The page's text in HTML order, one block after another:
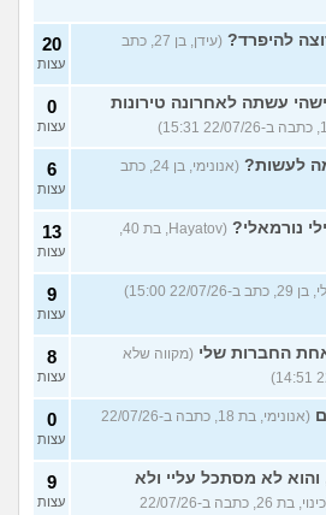
להיפרד?
(עידן, בן 27, כתב
20
עצות
עשתה לאחרונה טירונות
0
עצות
מה לעשות?
(אנונימי, בן 24, כתב
6
עצות
נורמאלי?
(Hayatov, בת 40,
13
עצות
ב-22/07/26 15:00) 9
עצות
החברות שלי (מקווה שלא
8
עצות
(אנונימי, בת 18, כתבה ב-22/07/26
0
עצות
והוא לא מסתכל עליי ולא
(כינוי, בת 26, כתבה ב-22/07/26
9
עצות